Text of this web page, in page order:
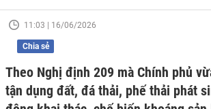
11:03 | 16/06/2026
Chia sẻ
Theo Nghị định 209 mà Chính phủ
tận dụng đất, đá thải, phế thải phát